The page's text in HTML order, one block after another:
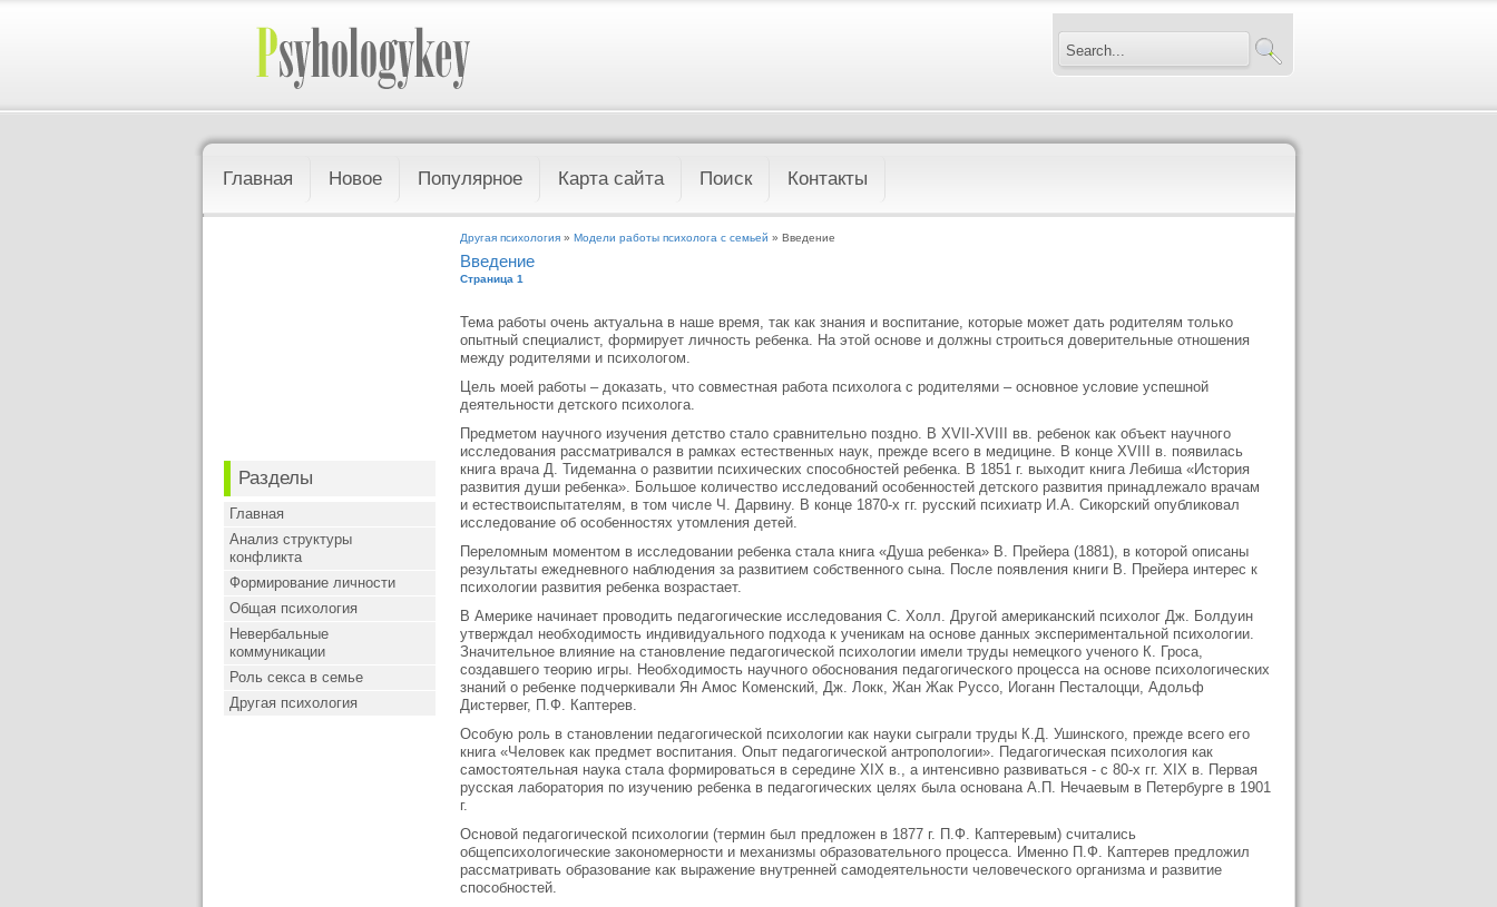
Главная Новое Популярное Карта сайта Поиск Контакты
Разделы
Главная
Анализ структуры
конфликта
Формирование личности
Общая психология
Невербальные
коммуникации
Роль секса в семье
Другая психология
Другая психология » Модели работы психолога с семьей » Введение
Введение
Страница 1
Тема работы очень актуальна в наше время, так как знания и воспитание, которые может дать родителям только
опытный специалист, формирует личность ребенка. На этой основе и должны строиться доверительные отношения
между родителями и психологом.
Цель моей работы – доказать, что совместная работа психолога с родителями – основное условие успешной
деятельности детского психолога.
Предметом научного изучения детство стало сравнительно поздно. В XVII-XVIII вв. ребенок как объект научного
исследования рассматривался в рамках естественных наук, прежде всего в медицине. В конце XVIII в. появилась
книга врача Д. Тидеманна о развитии психических способностей ребенка. В 1851 г. выходит книга Лебиша «История
развития души ребенка». Большое количество исследований особенностей детского развития принадлежало врачам
и естествоиспытателям, в том числе Ч. Дарвину. В конце 1870-х гг. русский психиатр И.А. Сикорский опубликовал
исследование об особенностях утомления детей.
Переломным моментом в исследовании ребенка стала книга «Душа ребенка» В. Прейера (1881), в которой описаны
результаты ежедневного наблюдения за развитием собственного сына. После появления книги В. Прейера интерес к
психологии развития ребенка возрастает.
В Америке начинает проводить педагогические исследования С. Холл. Другой американский психолог Дж. Болдуин
утверждал необходимость индивидуального подхода к ученикам на основе данных экспериментальной психологии.
Значительное влияние на становление педагогической психологии имели труды немецкого ученого К. Гроса,
создавшего теорию игры. Необходимость научного обоснования педагогического процесса на основе психологических
знаний о ребенке подчеркивали Ян Амос Коменский, Дж. Локк, Жан Жак Руссо, Иоганн Песталоцци, Адольф
Дистервег, П.Ф. Каптерев.
Особую роль в становлении педагогической психологии как науки сыграли труды К.Д. Ушинского, прежде всего его
книга «Человек как предмет воспитания. Опыт педагогической антропологии». Педагогическая психология как
самостоятельная наука стала формироваться в середине XIX в., а интенсивно развиваться - с 80-х гг. XIX в. Первая
русская лаборатория по изучению ребенка в педагогических целях была основана А.П. Нечаевым в Петербурге в 1901
г.
Основой педагогической психологии (термин был предложен в 1877 г. П.Ф. Каптеревым) считались
общепсихологические закономерности и механизмы образовательного процесса. Именно П.Ф. Каптерев предложил
рассматривать образование как выражение внутренней самодеятельности человеческого организма и развитие
способностей.